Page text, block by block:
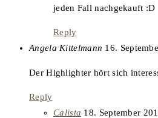
jeden Fall nachgekauft :D
Reply
Angela Kittelmann says:
16.
Der Highlighter hört sich
Reply
Calista says:
18. September